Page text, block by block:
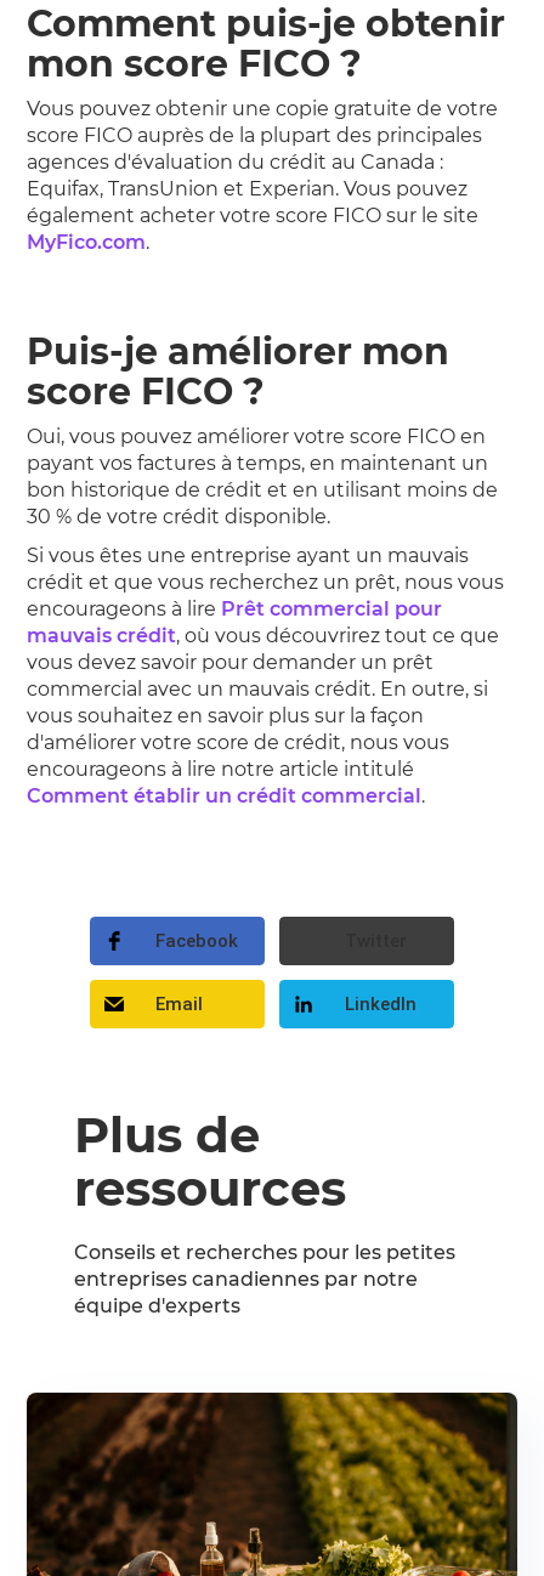
Comment puis-je obtenir
mon score FICO ?
Vous pouvez obtenir une copie gratuite de votre
score FICO auprès de la plupart des principales
agences d'évaluation du crédit au Canada :
Equifax, TransUnion et Experian. Vous pouvez
également acheter votre score FICO sur le site
MyFico.com.
Puis-je améliorer mon
score FICO ?
Oui, vous pouvez améliorer votre score FICO en
payant vos factures à temps, en maintenant un
bon historique de crédit et en utilisant moins de
30 % de votre crédit disponible.
Si vous êtes une entreprise ayant un mauvais
crédit et que vous recherchez un prêt, nous vous
encourageons à lire Prêt commercial pour
mauvais crédit, où vous découvrirez tout ce que
vous devez savoir pour demander un prêt
commercial avec un mauvais crédit. En outre, si
vous souhaitez en savoir plus sur la façon
d'améliorer votre score de crédit, nous vous
encourageons à lire notre article intitulé
Comment établir un crédit commercial.
Facebook
Email LinkedIn
Plus de
ressources
Conseils et recherches pour les petites
entreprises canadiennes par notre
équipe d'experts